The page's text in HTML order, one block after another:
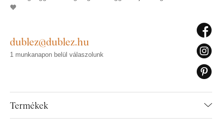
🧡
Termékek
dublez@dublez.hu
1 munkanapon belül válaszolunk